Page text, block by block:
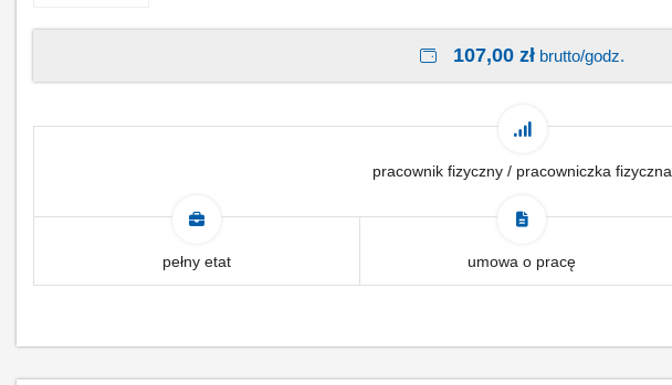
107,00 złbrutto/godz.
pracownik fizyczny / pracowniczka fizyczna
pełny etat umowa o pracę